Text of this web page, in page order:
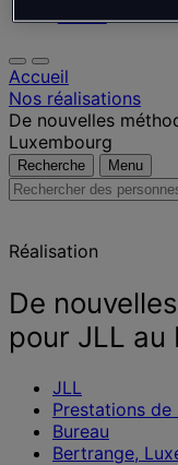
Polski
Accueil
Nos réalisations
De nouvelles
Luxembourg
Recherche Menu
Rechercher
des
des
actualités
et
informations
Réalisation
De
pour JLL au
JLL
Prestations de
Bureau
Bertrange,